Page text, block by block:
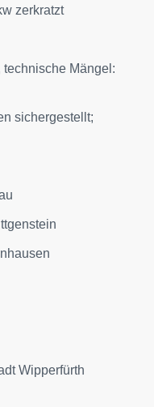
zerkratzt
technische Mängel:
sichergestellt;
Wipperfürth